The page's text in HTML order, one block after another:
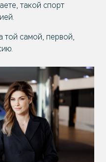
такой спорт
той самой, первой,